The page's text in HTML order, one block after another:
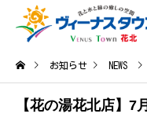
お知らせ NEWS
【花の湯花北店】7